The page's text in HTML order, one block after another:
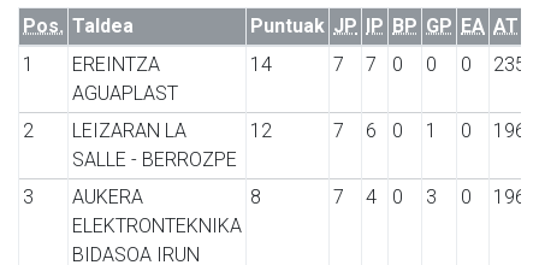
Pos. Taldea Puntuak JP IP BP GP EA AT
1
EREINTZA
AGUAPLAST
14 7 7 0 0 0 235
2
LEIZARAN LA
SALLE - BERROZPE
12 7 6 0 1 0 196
3
AUKERA
ELEKTRONTEKNIKA
BIDASOA IRUN
8 7 4 0 3 0 196